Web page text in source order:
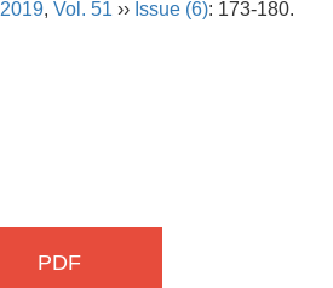
2019, Vol. 51 ›› Issue (6): 173-180.
PDF